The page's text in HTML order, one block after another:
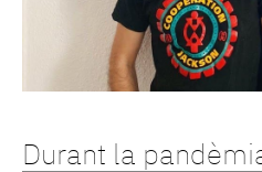
Durant la